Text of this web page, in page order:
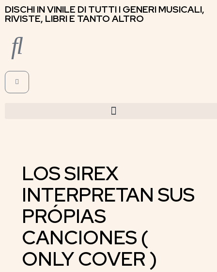
DISCHI IN VINILE DI TUTTI I GENERI MUSICALI,
RIVISTE, LIBRI E TANTO ALTRO
LOS SIREX
INTERPRETAN SUS
PRÓPIAS
CANCIONES (
ONLY COVER )